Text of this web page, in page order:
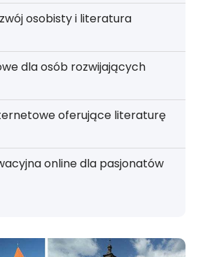
osobisty i literatura
dla osób rozwijających
oferujące literaturę
online dla pasjonatów